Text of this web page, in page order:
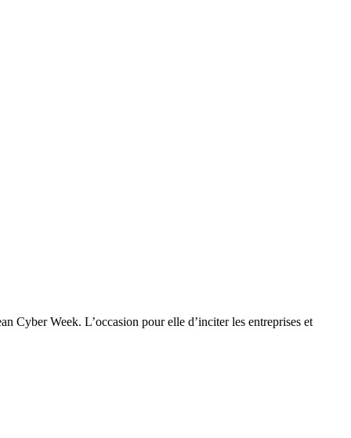
Cyber Week. L’occasion pour elle d’inciter les entreprises et